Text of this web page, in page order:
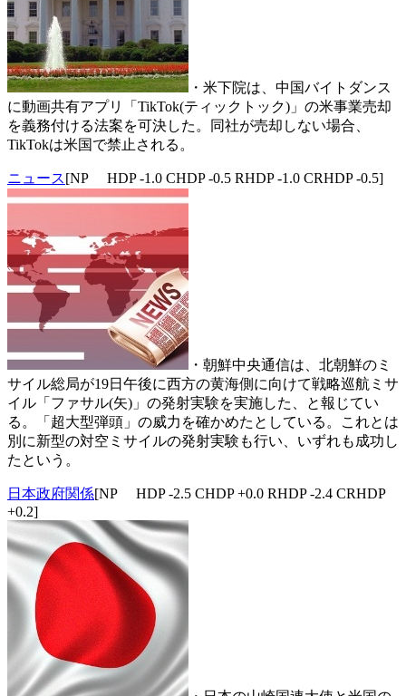
・米下院は、中国バイトダンス
に動画共有アプリ「TikTok(ティックトック)」の米事業売却
を義務付ける法案を可決した。同社が売却しない場合、
TikTokは米国で禁止される。
ニュース[NP HDP -1.0 CHDP -0.5 RHDP -1.0 CRHDP -0.5]
・朝鮮中央通信は、北朝鮮のミ
サイル総局が19日午後に西方の黄海側に向けて戦略巡航ミサ
イル「ファサル(矢)」の発射実験を実施した、と報じてい
る。「超大型弾頭」の威力を確かめたとしている。これとは
別に新型の対空ミサイルの発射実験も行い、いずれも成功し
たという。
日本政府関係[NP HDP -2.5 CHDP +0.0 RHDP -2.4 CRHDP
+0.2]